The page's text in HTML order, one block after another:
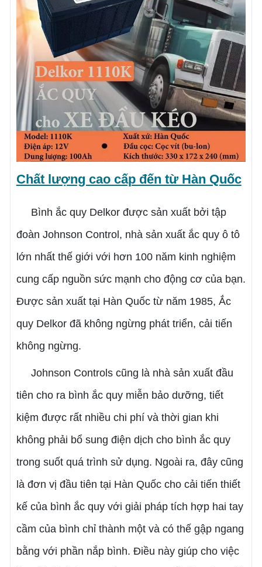
Chất lượng cao cấp đến từ Hàn Quốc
Bình ắc quy Delkor được sản xuất bởi tập
đoàn Johnson Control, nhà sản xuất ắc quy ô tô
lớn nhất thế giới với hơn 100 năm kinh nghiệm
cung cấp nguồn sức mạnh cho động cơ của bạn.
Được sản xuất tại Hàn Quốc từ năm 1985, Ắc
quy Delkor đã không ngừng phát triển, cải tiến
không ngừng.
Johnson Controls cũng là nhà sản xuất đầu
tiên cho ra bình ắc quy miễn bảo dưỡng, tiết
kiệm được rất nhiều chi phí và thời gian khi
không phải bổ sung điện dịch cho bình ắc quy
trong suốt quá trình sử dụng. Ngoài ra, đây cũng
là đơn vị đầu tiên tại Hàn Quốc cho cải tiến thiết
kế của bình ắc quy với giải pháp tích hợp hai tay
cầm của bình chỉ thành một và có thế gập ngang
bằng với phần nắp bình. Điều này giúp cho việc